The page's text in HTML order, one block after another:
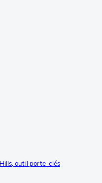
outil porte-clés